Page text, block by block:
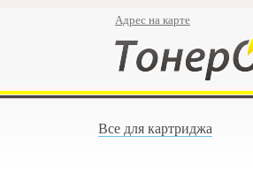
Адрес на карте
Все для картриджа